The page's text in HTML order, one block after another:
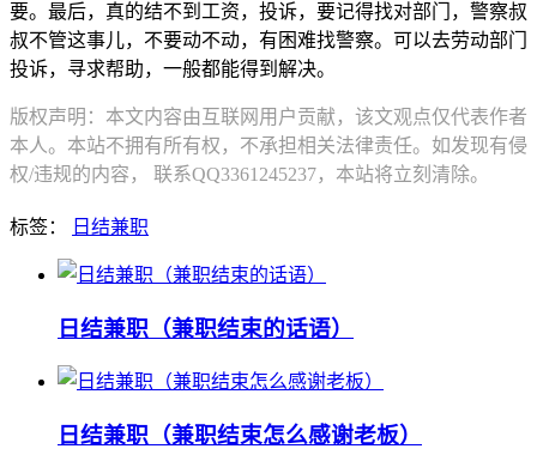
要。最后，真的结不到工资，投诉，要记得找对部门，警察叔
叔不管这事儿，不要动不动，有困难找警察。可以去劳动部门
投诉，寻求帮助，一般都能得到解决。
版权声明：本文内容由互联网用户贡献，该文观点仅代表作者
本人。本站不拥有所有权，不承担相关法律责任。如发现有侵
权/违规的内容， 联系QQ3361245237，本站将立刻清除。
标签： 日结兼职
日结兼职（兼职结束的话语）
日结兼职（兼职结束怎么感谢老板）